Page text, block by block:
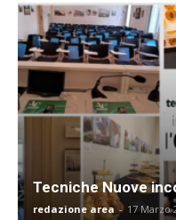
Tecniche Nuove
redazione area - 17 Marzo